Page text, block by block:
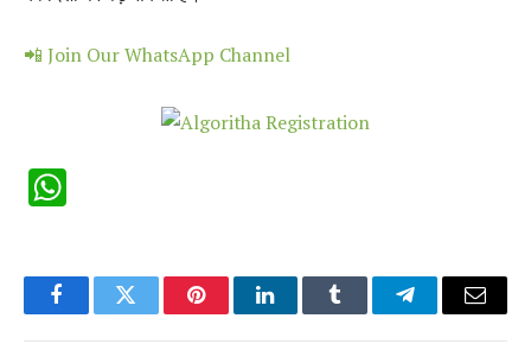
📲 Join Our WhatsApp Channel
FacebookTwitter PinterestLinkedInTumblr TelegramEmail